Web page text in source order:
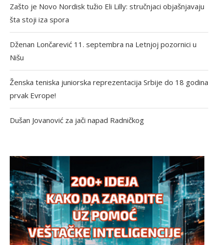
Zašto je Novo Nordisk tužio Eli Lilly: stručnjaci objašnjavaju
šta stoji iza spora
Dženan Lončarević 11. septembra na Letnjoj pozornici u
Nišu
Ženska teniska juniorska reprezentacija Srbije do 18 godina
prvak Evrope!
Dušan Jovanović za jači napad Radničkog